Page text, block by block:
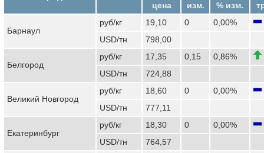
цена
изм. % изм.
Барнаул
руб/кг 19,10 0
0,00%
USD/тн
798,00
Белгород
руб/кг 17,35 0,15
0,86%
USD/тн
724,88
Великий Новгород
руб/кг 18,60 0
0,00%
USD/тн
777,11
Екатеринбург
руб/кг 18,30 0
0,00%
USD/тн
764,57